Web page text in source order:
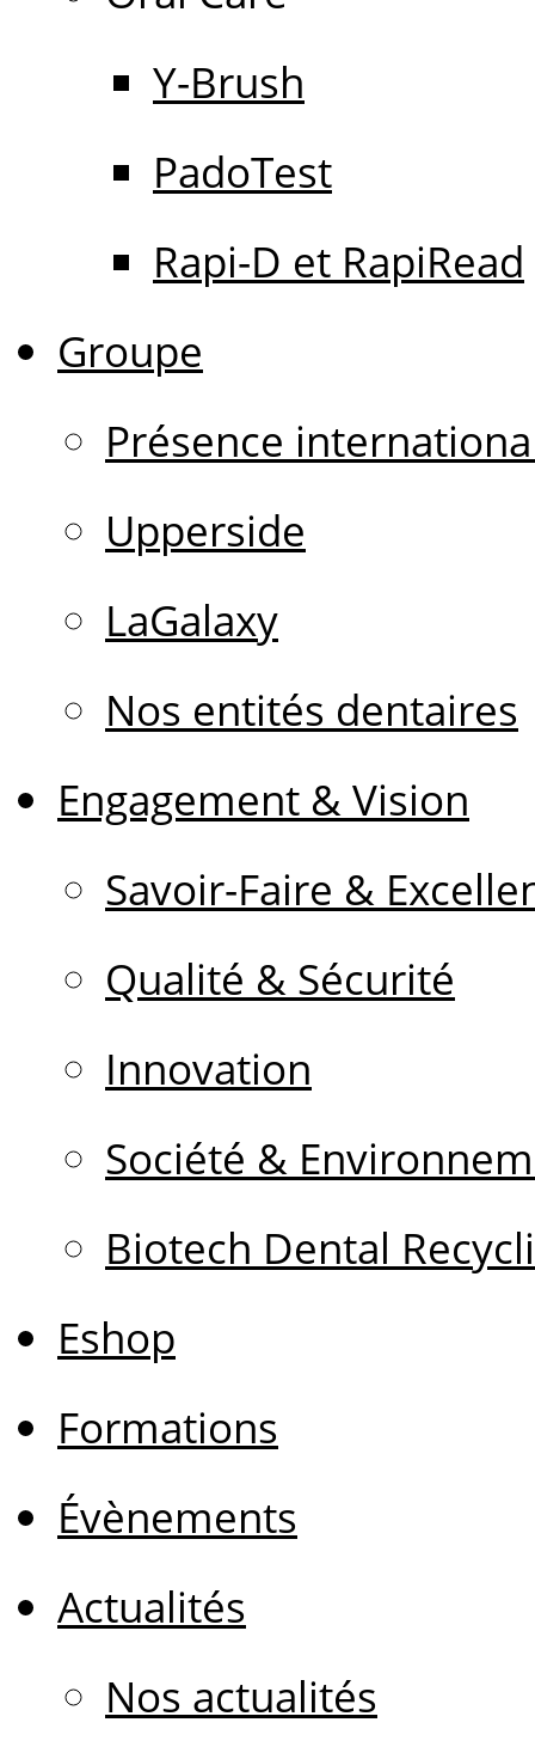
Y-Brush
PadoTest
Rapi-D et RapiRead
Groupe
Présence
Upperside
LaGalaxy
Nos entités dentaires
Engagement & Vision
Savoir-Faire &
Qualité & Sécurité
Innovation
Société &
Biotech Dental
Eshop
Formations
Évènements
Actualités
Nos actualités